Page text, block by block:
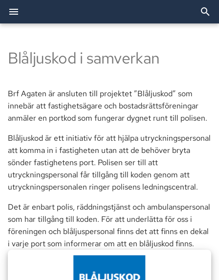
i
a
l
i
s
e
r
r
2026
2025
2024
Allente
Besiktning
Bredband
Ekonomi
Fastighet
Information
Mark
Markförsäljning
Att bo i bostadsrätt
Trivselregler
Renovering
Andrahandsuthyrning
Vid flytt
Enhetsmätning
Trygghetslarm
Seniorklubben
Dörröppnare
Passersystemet
Parkering
Postboxar
Historia
Festlokalen
Grillplatser
Tvättstugor
Övernattningslägenhet
Bredband & TV
Elavtal
eBMC
Utförda arbeten
Förvaltning Bostadsförvaltning AB
TV och bredband
Allente (TV)
OBE (Bredband)
Smartify
Brf Agaten
Styrelsen
Revisorer
Valberedningen
Blåljuskod i samverkan
Brf Agaten är ansluten till projektet ”Blåljuskod” som
innebär att fastighetsägare och bostadsrättsföreningar
anmäler en portkod som fungerar dygnet runt till polisen.
Blåljuskod är ett initiativ för att hjälpa utryckningspersonal
att komma in i fastigheten utan att de behöver bryta
sönder fastighetens port. Polisen ser till att
utryckningspersonal får tillgång till koden genom att
utryckningspersonalen ringer polisens ledningscentral.
Det är enbart polis, räddningstjänst och ambulanspersonal
som har tillgång till koden. För att underlätta för oss i
föreningen och blåljuspersonal finns det att finns en dekal
i varje port som informerar om att en blåljuskod finns.